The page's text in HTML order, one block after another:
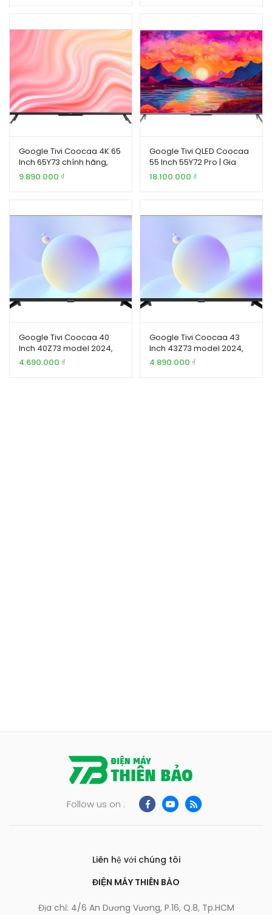
Google Tivi Coocaa 4K 65
Inch 65Y73 chính hãng,
model 2024
9.890.000 ₫
Google Tivi QLED Coocaa
55 Inch 55Y72 Pro | Gia
Khang
18.100.000 ₫
Google Tivi Coocaa 40
Inch 40Z73 model 2024,
giá tốt
4.690.000 ₫
Google Tivi Coocaa 43
Inch 43Z73 model 2024,
giá tốt
4.890.000 ₫
Follow us on :
Liên hệ với chúng tôi
ĐIỆN MÁY THIÊN BẢO
Địa chỉ: 4/6 An Dương Vương, P.16, Q.8, Tp.HCM